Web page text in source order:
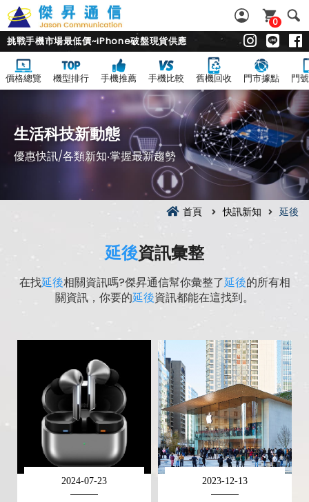
0
挑戰手機市場最低價~iPhone破盤現貨供應
價格總覽 機型排行 手機推薦 手機比較 舊機回收 門市據點 門
生活科技新動態
優惠快訊/各類新知‧掌握最新趨勢
首頁 快訊新知 延後
延後資訊彙整
在找延後相關資訊嗎?傑昇通信幫你彙整了延後的所有相
關資訊，你要的延後資訊都能在這找到。
2024-07-23 2023-12-13